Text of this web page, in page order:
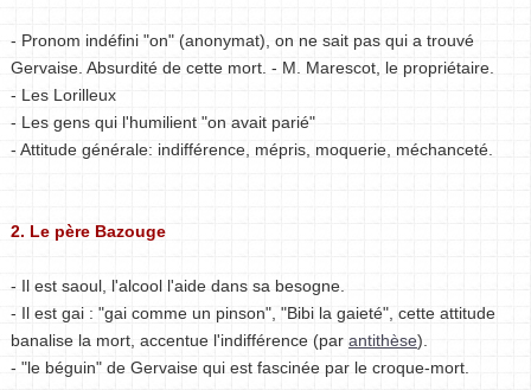
- Pronom indéfini "on" (anonymat), on ne sait pas qui a trouvé
Gervaise. Absurdité de cette mort. - M. Marescot, le propriétaire.
- Les Lorilleux
- Les gens qui l'humilient "on avait parié"
- Attitude générale: indifférence, mépris, moquerie, méchanceté.
2. Le père Bazouge
- Il est saoul, l'alcool l'aide dans sa besogne.
- Il est gai : "gai comme un pinson", "Bibi la gaieté", cette attitude
banalise la mort, accentue l'indifférence (par antithèse).
- "le béguin" de Gervaise qui est fascinée par le croque-mort.